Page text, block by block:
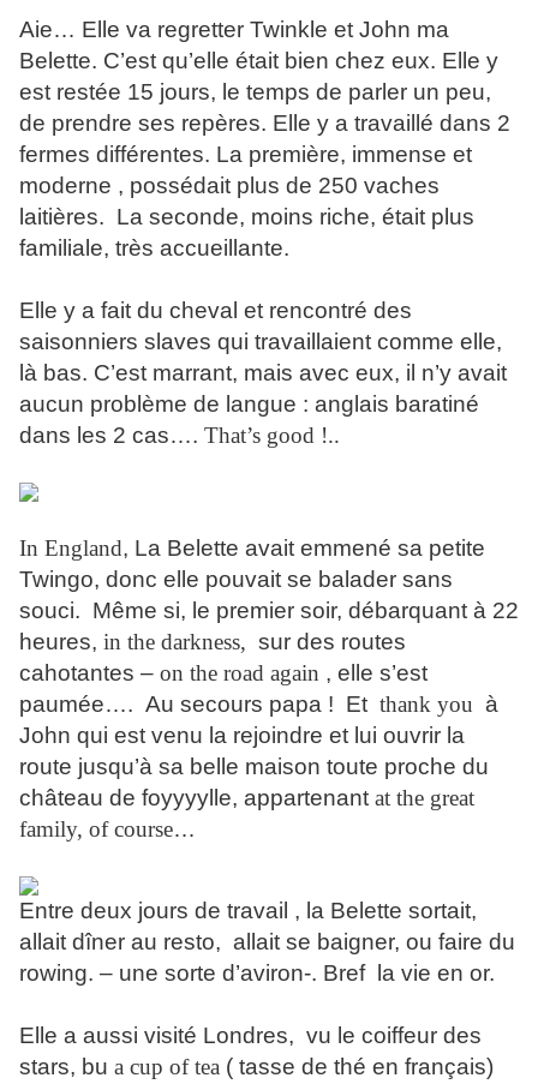
Aie… Elle va regretter Twinkle et John ma
Belette. C’est qu’elle était bien chez eux. Elle y
est restée 15 jours, le temps de parler un peu,
de prendre ses repères. Elle y a travaillé dans 2
fermes différentes. La première, immense et
moderne , possédait plus de 250 vaches
laitières. La seconde, moins riche, était plus
familiale, très accueillante.
Elle y a fait du cheval et rencontré des
saisonniers slaves qui travaillaient comme elle,
là bas. C’est marrant, mais avec eux, il n’y avait
aucun problème de langue : anglais baratiné
dans les 2 cas…. That’s good !..
In England, La Belette avait emmené sa petite
Twingo, donc elle pouvait se balader sans
souci. Même si, le premier soir, débarquant à 22
heures, in the darkness, sur des routes
cahotantes – on the road again , elle s’est
paumée…. Au secours papa ! Et thank you à
John qui est venu la rejoindre et lui ouvrir la
route jusqu’à sa belle maison toute proche du
château de foyyyylle, appartenant at the great
family, of course…
Entre deux jours de travail , la Belette sortait,
allait dîner au resto, allait se baigner, ou faire du
rowing. – une sorte d’aviron-. Bref la vie en or.
Elle a aussi visité Londres, vu le coiffeur des
stars, bu a cup of tea ( tasse de thé en français)